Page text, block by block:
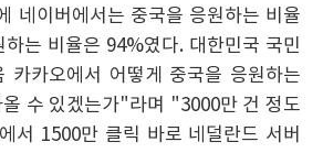
네이버에서는 중국을 응원하는 비율
는 비율은 94%였다. 대한민국 국민
카카오에서 어떻게 중국을 응원하는
수 있겠는가"라며 "3000만 건 정도
서 1500만 클릭 바로 네덜란드 서버